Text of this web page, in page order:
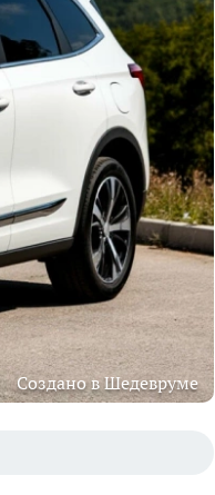
Создано в Шедевруме